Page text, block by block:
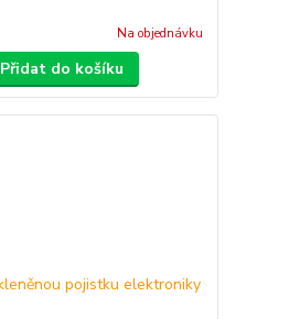
Na objednávku
Přidat do košíku